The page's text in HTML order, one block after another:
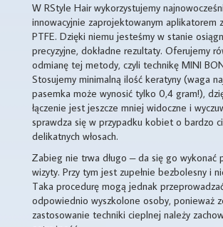
W RStyle Hair wykorzystujemy
innowacyjnie zaprojektowanym aplikatorem
PTFE. Dzięki niemu jesteśmy w stanie
precyzyjne, dokładne rezultaty. Oferujemy
odmianę tej metody, czyli technikę MINI
Stosujemy minimalną ilość keratyny (waga
pasemka może wynosić tylko 0,4 gram!),
łączenie jest jeszcze mniej widoczne i
sprawdza się w przypadku kobiet o bardzo
delikatnych włosach.
Zabieg nie trwa długo – da się go wykonać
wizyty. Przy tym jest zupełnie bezbolesny i
Taka procedurę mogą jednak
odpowiednio wyszkolone osoby, ponieważ
zastosowanie techniki cieplnej należy